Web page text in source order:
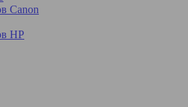
Canon
HP